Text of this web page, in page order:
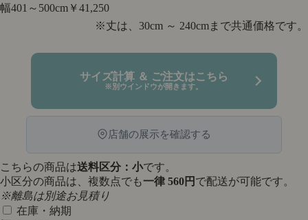
幅401～500cm ￥41,250
※丈は、30cm ～ 240cmまで共通価格です。
サイズ計算 ＆ ご注文はこちら
※別ウインドウが開きます。
店舗の展示を確認する
こちらの商品は送料区分：小です。
小区分の商品は、複数点でも一律 560円 で配送が可能です。
※離島は別途お見積り
在庫・納期